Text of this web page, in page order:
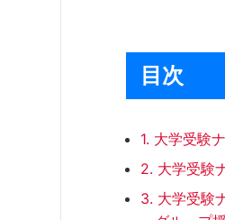
目次
1. 大学受験
2. 大学受験
3. 大学受験